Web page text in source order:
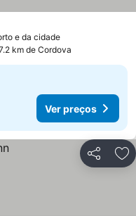
e da cidadeVer preços
km de Cordova
Ver preços
Partilhar